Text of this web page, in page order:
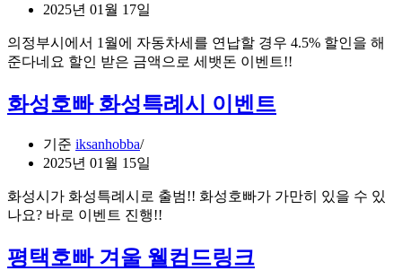
2025년 01월 17일
의정부시에서 1월에 자동차세를 연납할 경우 4.5% 할인을 해
준다네요 할인 받은 금액으로 세뱃돈 이벤트!!
화성호빠 화성특례시 이벤트
기준 iksanhobba
2025년 01월 15일
화성시가 화성특례시로 출범!! 화성호빠가 가만히 있을 수 있
나요? 바로 이벤트 진행!!
평택호빠 겨울 웰컴드링크